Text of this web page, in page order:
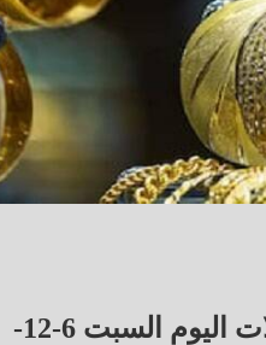
انخفض سعر الذهب اليوم في مصر بنحو 40 جنيهًا، مع بداية تعاملات اليوم السبت 6-12-